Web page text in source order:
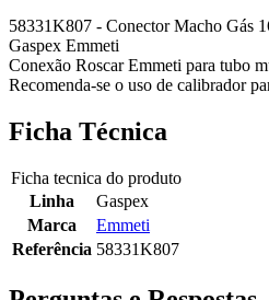
58331K807 - Conector Macho Gás
Gaspex Emmeti
Conexão Roscar Emmeti para tubo
Recomenda-se o uso de calibrador
Ficha Técnica
Ficha tecnica do produto
Linha
Gaspex
Marca
Emmeti
Referência 58331K807